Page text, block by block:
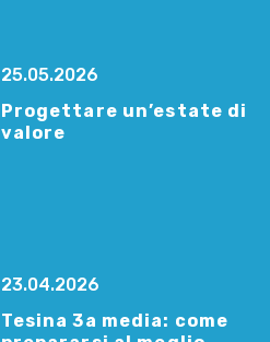
25.05.2026
Progettare un’estate di
valore
23.04.2026
Tesina 3a media: come